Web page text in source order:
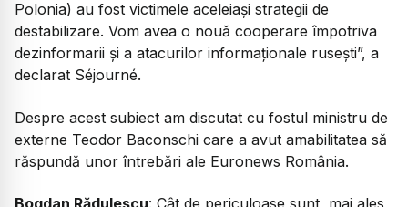
Polonia) au fost victimele aceleiaşi strategii de
destabilizare. Vom avea o nouă cooperare împotriva
dezinformarii şi a atacurilor informaţionale ruseşti”, a
declarat Séjourné.
Despre acest subiect am discutat cu fostul ministru de
externe Teodor Baconschi care a avut amabilitatea să
răspundă unor întrebări ale Euronews România.
Bogdan Rădulescu: Cât de periculoase sunt, mai ales